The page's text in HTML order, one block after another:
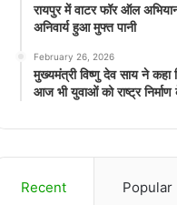
रायपुर में वाटर फॉर ऑल
अनिवार्य हुआ मुफ्त पानी
February 26, 2026
मुख्यमंत्री विष्णु देव साय ने कहा
आज भी युवाओं को राष्ट्र
Recent Popular